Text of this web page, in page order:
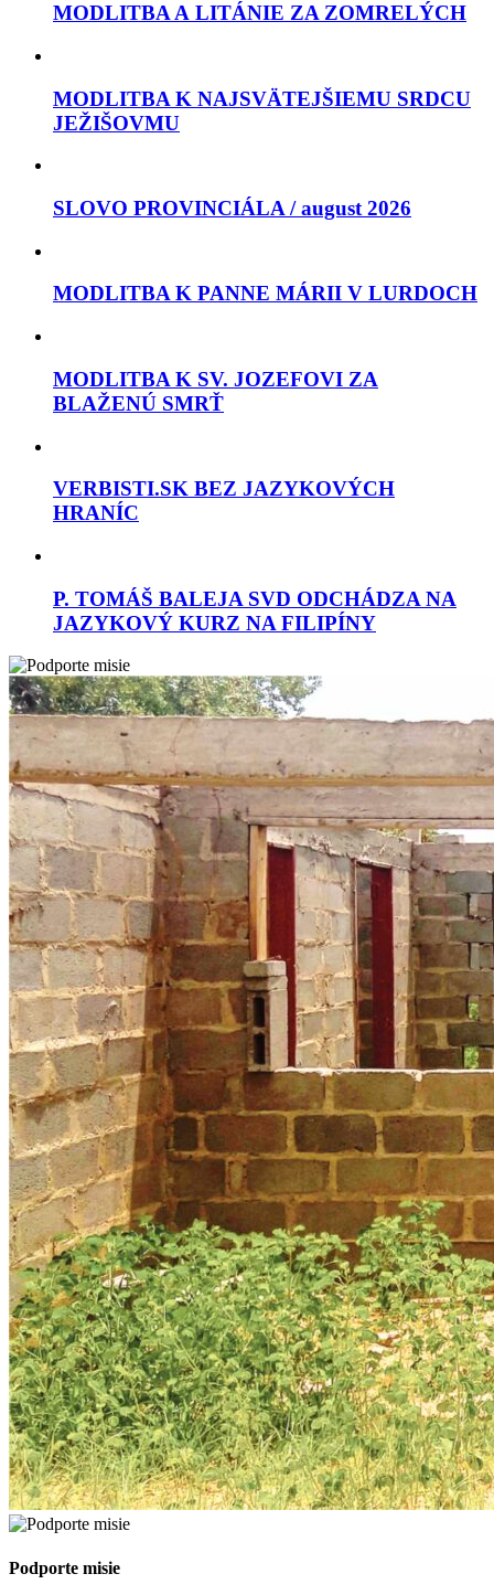
MODLITBA A LITÁNIE ZA ZOMRELÝCH
MODLITBA K NAJSVÄTEJŠIEMU SRDCU
JEŽIŠOVMU
SLOVO PROVINCIÁLA / august 2026
MODLITBA K PANNE MÁRII V LURDOCH
MODLITBA K SV. JOZEFOVI ZA
BLAŽENÚ SMRŤ
VERBISTI.SK BEZ JAZYKOVÝCH
HRANÍC
P. TOMÁŠ BALEJA SVD ODCHÁDZA NA
JAZYKOVÝ KURZ NA FILIPÍNY
Podporte misie